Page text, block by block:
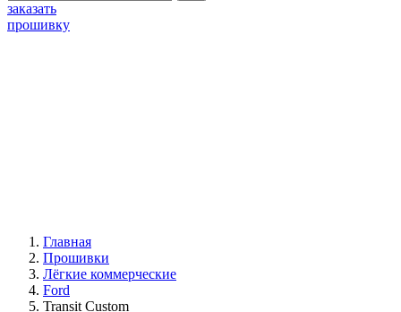
заказать
прошивку
Главная
Прошивки
Лёгкие коммерческие
Ford
Transit Custom